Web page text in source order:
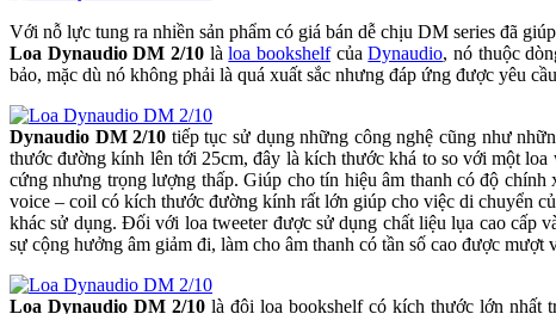
Với nỗ lực tung ra nhiền sản phẩm có giá bán dễ chịu DM series đã
Loa Dynaudio DM 2/10 làloa bookshelfcủaDynaudio, nó thuộc
bảo, mặc dù nó không phải là quá xuất sắc nhưng đáp ứng được yêu
Dynaudio DM 2/10 tiếp tục sử dụng những công nghệ cũng như
thước đường kính lên tới 25cm, đây là kích thước khá to so với một
cứng nhưng trọng lượng thấp. Giúp cho tín hiệu âm thanh có độ
voice – coil có kích thước đường kính rất lớn giúp cho việc di chuyển
khác sử dụng. Đối với loa tweeter được sử dụng chất liệu lụa cao cấp
sự cộng hưởng âm giảm đi, làm cho âm thanh có tần số cao được mượt
Loa Dynaudio DM 2/10là đôi loa bookshelf có kích thước lớn nhất